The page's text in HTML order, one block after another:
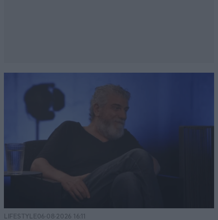
LIFESTYLE06·08·2026 16:11